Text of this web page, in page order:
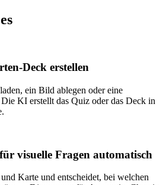
Deck erstellen
ein Bild ablegen oder eine
KI erstellt das Quiz oder das Deck in
visuelle Fragen automatisch
Karte und entscheidet, bei welchen